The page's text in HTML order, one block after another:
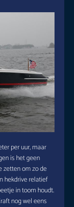
per uur, maar
is het geen
zetten om zo de
hekdrive relatief
in toom houdt.
nog wel eens